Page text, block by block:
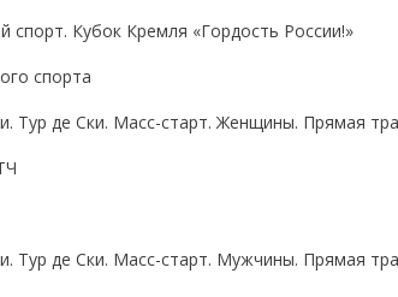
спорт. Кубок Кремля «Гордость России!»
спорта
Тур де Ски. Масс-старт. Женщины. Прямая
Тур де Ски. Масс-старт. Мужчины. Прямая